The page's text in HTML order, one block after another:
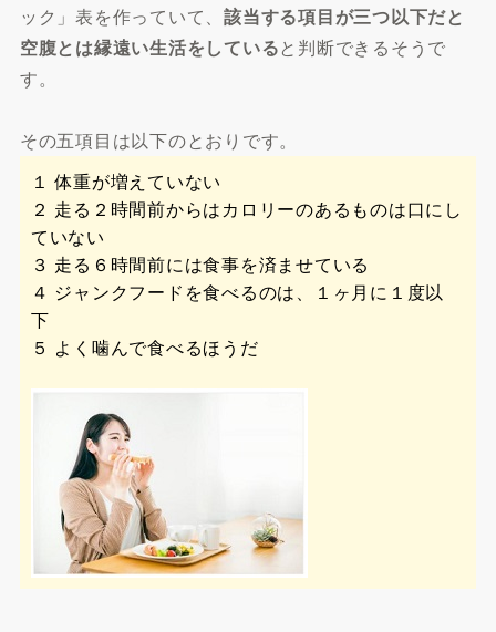
ック」表を作っていて、該当する項目が三つ以下だと
空腹とは縁遠い生活をしていると判断できるそうで
す。
その五項目は以下のとおりです。
１ 体重が増えていない
２ 走る２時間前からはカロリーのあるものは口にし
ていない
３ 走る６時間前には食事を済ませている
４ ジャンクフードを食べるのは、１ヶ月に１度以
下
５ よく噛んで食べるほうだ